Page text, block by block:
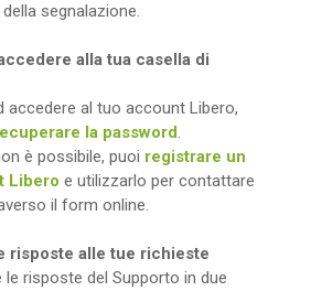
segnalazione.
alla tua casella di
accedere al tuo account Libero,
la password.
è possibile, puoi registrare un
Libero e utilizzarlo per contattare
il form online.
risposte alle tue richieste
risposte del Supporto in due